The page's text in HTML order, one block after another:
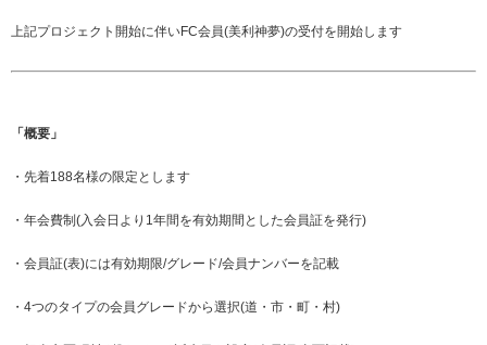
上記プロジェクト開始に伴いFC会員(美利神夢)の受付を開始します
「概要」
・先着188名様の限定とします
・年会費制(入会日より1年間を有効期間とした会員証を発行)
・会員証(表)には有効期限/グレード/会員ナンバーを記載
・4つのタイプの会員グレードから選択(道・市・町・村)